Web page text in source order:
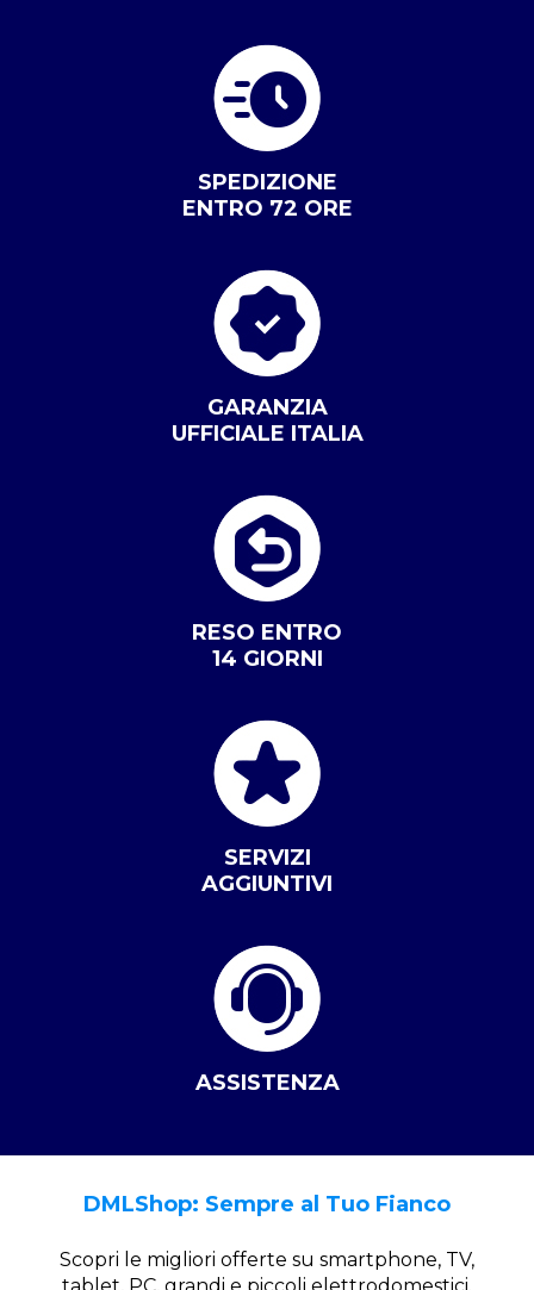
SPEDIZIONE
ENTRO 72 ORE
GARANZIA
UFFICIALE ITALIA
RESO ENTRO
14 GIORNI
SERVIZI
AGGIUNTIVI
ASSISTENZA
DMLShop: Sempre al Tuo Fianco
Scopri le migliori offerte su smartphone, TV,